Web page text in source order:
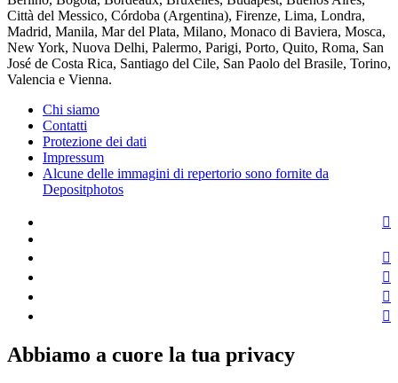
Città del Messico, Córdoba (Argentina), Firenze, Lima, Londra,
Madrid, Manila, Mar del Plata, Milano, Monaco di Baviera, Mosca,
New York, Nuova Delhi, Palermo, Parigi, Porto, Quito, Roma, San
José de Costa Rica, Santiago del Cile, San Paolo del Brasile, Torino,
Valencia e Vienna.
Chi siamo
Contatti
Protezione dei dati
Impressum
Alcune delle immagini di repertorio sono fornite da
Depositphotos
Abbiamo a cuore la tua privacy